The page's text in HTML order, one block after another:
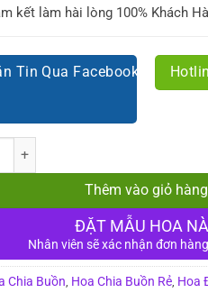
kết làm hài lòng 100% Khách
Tin Qua Facebook
Thêm vào giỏ hàng
ĐẶT MẪU HOA
Nhân viên sẽ xác nhận đơn
Chia Buồn, Hoa Chia Buồn Rẻ, Hoa